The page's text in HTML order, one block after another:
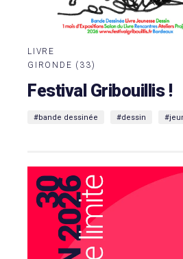
LIVRE
GIRONDE (33)
Festival Gribouillis !
#bande dessinée #dessin